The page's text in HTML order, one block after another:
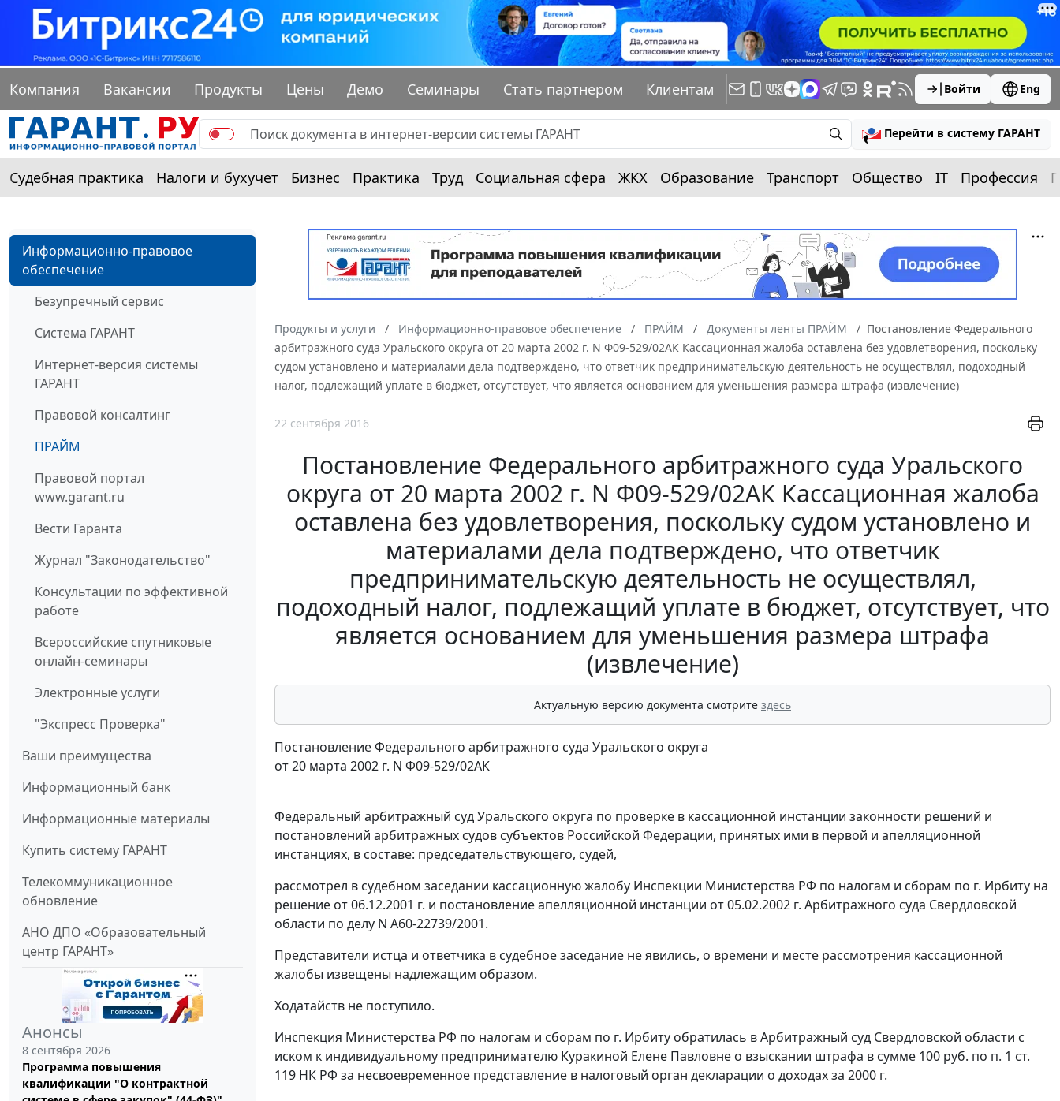
Компания Вакансии Продукты Цены Демо Семинары Стать партнером Клиентам Войти Eng
Перейти в систему ГАРАНТ
Судебная практика Налоги и бухучет Бизнес Практика Труд Социальная сфера ЖКХ Образование Транспорт Общество IT Профессия
Информационно-правовое
обеспечение
Безупречный сервис
Система ГАРАНТ
Интернет-версия системы
ГАРАНТ
Правовой консалтинг
ПРАЙМ
Правовой портал
www.garant.ru
Вести Гаранта
Журнал "Законодательство"
Консультации по эффективной
работе
Всероссийские спутниковые
онлайн-семинары
Электронные услуги
"Экспресс Проверка"
Ваши преимущества
Информационный банк
Информационные материалы
Купить систему ГАРАНТ
Телекоммуникационное
обновление
АНО ДПО «Образовательный
центр ГАРАНТ»
Анонсы
8 сентября 2026
Программа повышения
квалификации "О контрактной
Продукты и услуги Информационно-правовое обеспечение ПРАЙМ Документы ленты ПРАЙМ
Постановление Федерального
арбитражного суда Уральского округа от 20 марта 2002 г. N Ф09-529/02АК Кассационная жалоба оставлена без удовлетворения, поскольку
судом установлено и материалами дела подтверждено, что ответчик предпринимательскую деятельность не осуществлял, подоходный
налог, подлежащий уплате в бюджет, отсутствует, что является основанием для уменьшения размера штрафа (извлечение)
22 сентября 2016
Постановление Федерального арбитражного суда Уральского
округа от 20 марта 2002 г. N Ф09-529/02АК Кассационная жалоба
оставлена без удовлетворения, поскольку судом установлено и
материалами дела подтверждено, что ответчик
предпринимательскую деятельность не осуществлял,
подоходный налог, подлежащий уплате в бюджет, отсутствует, что
является основанием для уменьшения размера штрафа
(извлечение)
Актуальную версию документа смотрите здесь
Постановление Федерального арбитражного суда Уральского округа
от 20 марта 2002 г. N Ф09-529/02АК
Федеральный арбитражный суд Уральского округа по проверке в кассационной инстанции законности решений и
постановлений арбитражных судов субъектов Российской Федерации, принятых ими в первой и апелляционной
инстанциях, в составе: председательствующего, судей,
рассмотрел в судебном заседании кассационную жалобу Инспекции Министерства РФ по налогам и сборам по г. Ирбиту на
решение от 06.12.2001 г. и постановление апелляционной инстанции от 05.02.2002 г. Арбитражного суда Свердловской
области по делу N А60-22739/2001.
Представители истца и ответчика в судебное заседание не явились, о времени и месте рассмотрения кассационной
жалобы извещены надлежащим образом.
Ходатайств не поступило.
Инспекция Министерства РФ по налогам и сборам по г. Ирбиту обратилась в Арбитражный суд Свердловской области с
иском к индивидуальному предпринимателю Куракиной Елене Павловне о взыскании штрафа в сумме 100 руб. по п. 1 ст.
119 НК РФ за несвоевременное представление в налоговый орган декларации о доходах за 2000 г.